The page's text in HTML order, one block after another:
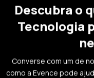
Descubra o
Tecnologia
Converse com um de
como a Evence pode